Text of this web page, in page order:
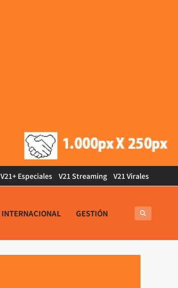
V21+ Especiales V21 Streaming V21 Virales
INTERNACIONAL GESTIÓN